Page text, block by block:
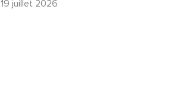
19 juillet 2026